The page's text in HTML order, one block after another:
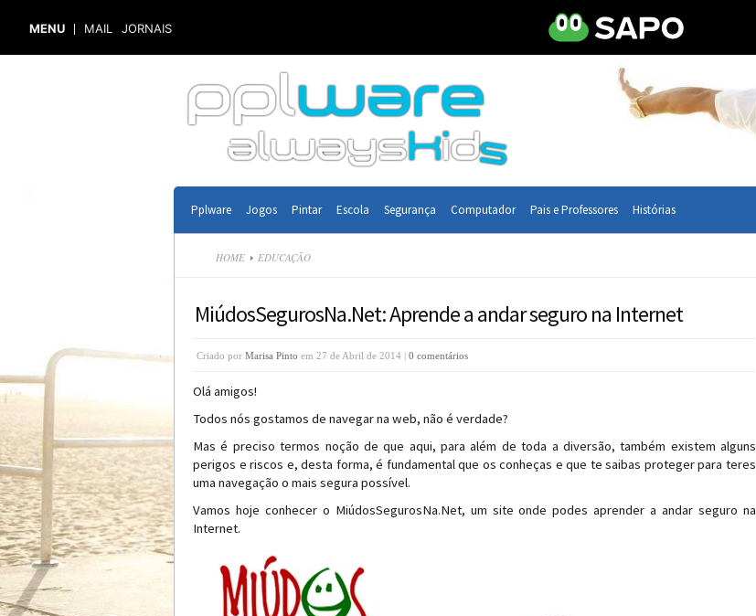
MENU MAIL JORNAIS
Pplware Jogos Pintar Escola Segurança Computador Pais e Professores Histórias
HOME EDUCAÇÃO
MiúdosSegurosNa.Net: Aprende a andar seguro na Internet
Criado por Marisa Pinto em 27 de Abril de 2014 | 0 comentários
Olá amigos!
Todos nós gostamos de navegar na web, não é verdade?
Mas é preciso termos noção de que aqui, para além de toda a diversão, também existem alguns
perigos e riscos e, desta forma, é fundamental que os conheças e que te saibas proteger para teres
uma navegação o mais segura possível.
Vamos hoje conhecer o MiúdosSegurosNa.Net, um site onde podes aprender a andar seguro na
Internet.